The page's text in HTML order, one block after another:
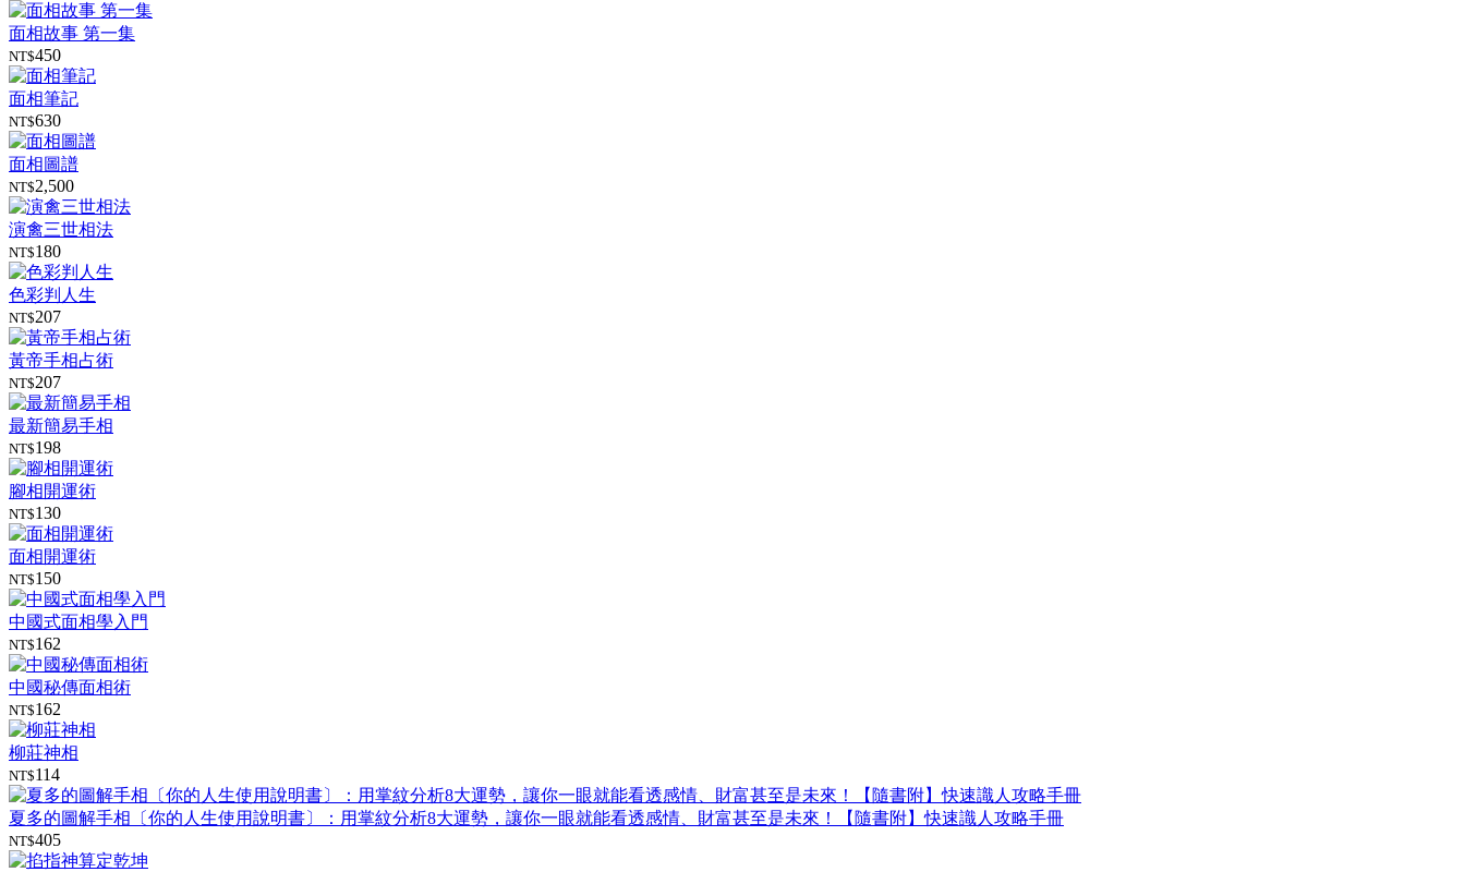
面相故事 第一集
NT$450
面相筆記
NT$630
面相圖譜
NT$2,500
演禽三世相法
NT$180
色彩判人生
NT$207
黃帝手相占術
NT$207
最新簡易手相
NT$198
腳相開運術
NT$130
面相開運術
NT$150
中國式面相學入門
NT$162
中國秘傳面相術
NT$162
柳莊神相
NT$114
夏多的圖解手相〔你的人生使用說明書〕：用掌紋分析8大運勢，讓你一眼就能看透感情、財富甚至是未來！【隨書附】快速識人攻略手冊
NT$405